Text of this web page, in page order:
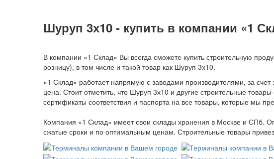
Шуруп 3х10 - купить в компании «1
В компании «1 Склад» Вы всегда сможете купить строительную
розницу), в том числе и такой товар как Шуруп 3х10.
«1 Склад» работает напрямую с заводами производителями, за
цена. Стоит отметить, что Шуруп 3х10 и другие строительные
сертификаты соответствия и паспорта на все товары, которые мы
Компания «1 Склад» имеет свои склады хранения в Москве и СПб.
сжатые сроки и по оптимальным ценам. Строительные товары